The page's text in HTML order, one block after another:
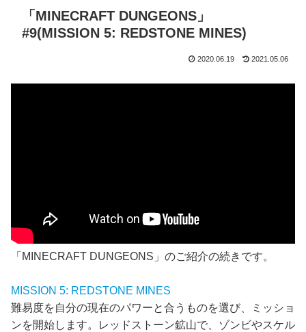
「MINECRAFT DUNGEONS」
#9(MISSION 5: REDSTONE MINES)
2020.06.19 2021.05.06
「MINECRAFT DUNGEONS」のご紹介の続きです。
MISSION 5: REDSTONE MINES
難易度を自分の現在のパワーと合うものを選び、ミッショ
ンを開始します。レッドストーン鉱山で、ゾンビやスケル